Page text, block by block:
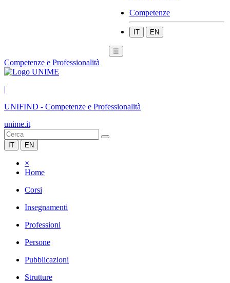
Competenze
IT EN
☰
Competenze e Professionalità
|
UNIFIND - Competenze e Professionalità
unime.it
IT EN
×
Home
Corsi
Insegnamenti
Professioni
Persone
Pubblicazioni
Strutture